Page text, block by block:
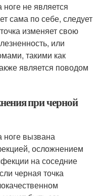
не является
сама по себе, следует
изменяет свою
или
такими как
является поводом
при черной
ноге вызвана
осложнением
на соседние
черная точка